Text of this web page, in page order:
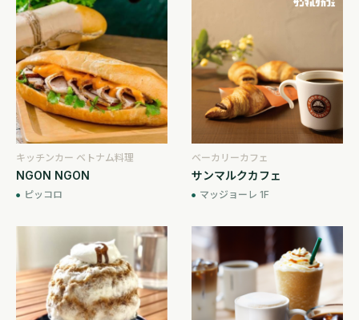
キッチンカー ベトナム料理
NGON NGON
ピッコロ
ベーカリーカフェ
サンマルクカフェ
マッジョーレ 1F